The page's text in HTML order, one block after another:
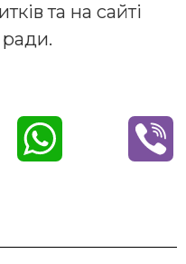
та на сайті
ради.